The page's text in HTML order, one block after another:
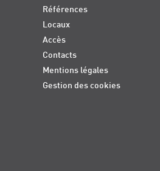
Références
Locaux
Accès
Contacts
Mentions légales
Gestion des cookies